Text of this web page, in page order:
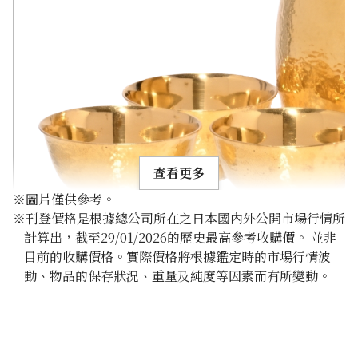
24K gold (K24) sake set
查看更多
※圖片僅供參考。
※刊登價格是根據總公司所在之日本國內外公開市場行情所
計算出，截至29/01/2026的歷史最高參考收購價。 並非
目前的收購價格。實際價格將根據鑑定時的市場行情波
動、物品的保存狀況、重量及純度等因素而有所變動。